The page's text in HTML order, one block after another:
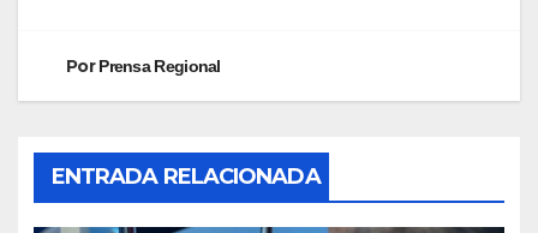
PorPrensa Regional
ENTRADA RELACIONADA